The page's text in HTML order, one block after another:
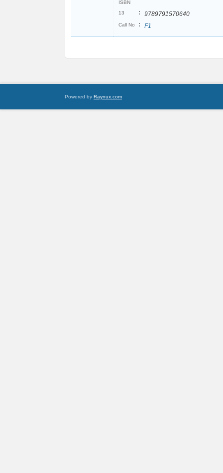
ISBN
13
: 9789791570640
Call No : F1
Powered by Raynux.com